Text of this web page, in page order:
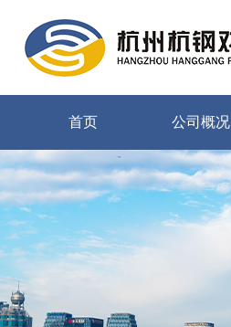
首页 公司概况